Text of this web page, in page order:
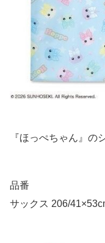
『ほっぺちゃん』の
品番
サックス 206/